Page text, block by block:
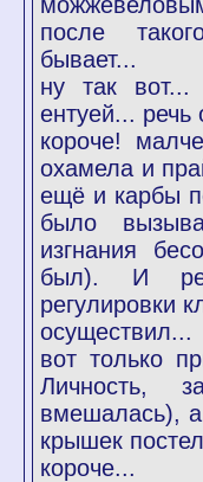
после
бывает...
ну так
ентуей... речь
короче!
охамела и
ещё и карбы
было
изгнания
был). И
регулировки
осуществил...
вот только
Личность,
вмешалась), а
крышек
короче...